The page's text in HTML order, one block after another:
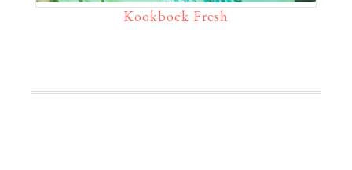
Kookboek Fresh